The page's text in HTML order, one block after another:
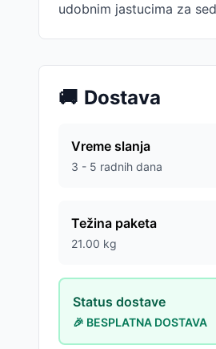
udobnim jastucima za
🚚 Dostava
Vreme slanja
3 - 5 radnih dana
Težina paketa
21.00 kg
Status dostave
🎉 BESPLATNA DOSTAVA